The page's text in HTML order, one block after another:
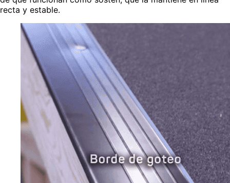
recta y estable.